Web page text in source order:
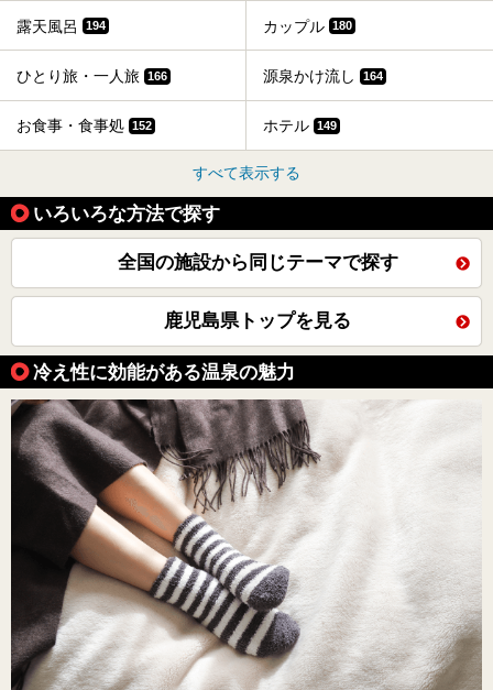
露天風呂 194 カップル 180
ひとり旅・一人旅 166 源泉かけ流し 164
お食事・食事処 152 ホテル 149
すべて表示する
いろいろな方法で探す
全国の施設から同じテーマで探す
鹿児島県トップを見る
冷え性に効能がある温泉の魅力